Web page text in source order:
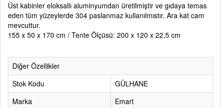
Üst kabinler eloksallı aluminyumdan üretilmiştir ve gıdaya temas
eden tüm yüzeylerde 304 paslanmaz kullanılmıstır. Ara kat cam
mevcuttur.
155 x 50 x 170 cm / Tente Ölçüsü: 200 x 120 x 22,5 cm
Diğer Özellikler
Stok Kodu
GÜLHANE
Marka
Emart